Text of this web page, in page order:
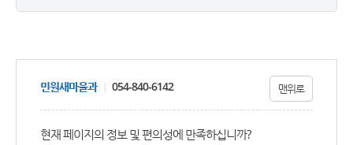
민원새마을과 054-840-6142 맨위로
현재 페이지의 정보 및 편의성에 만족하십니까?